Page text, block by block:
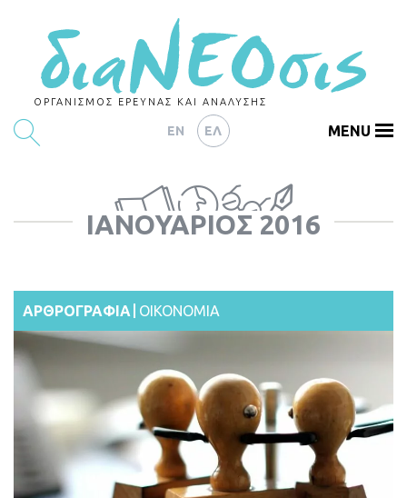
ΟΡΓΑΝΙΣΜΟΣ ΕΡΕΥΝΑΣ ΚΑΙ ΑΝΑΛΥΣΗΣ
EN ΕΛ
ΕΡΕΥΝΕΣ
ΑΡΘΡΟΓΡΑΦΙΑ
ΔΕΙΚΤΕΣ
PODCASTS
BLOG
ABOUT
ΕΠΙΚΟΙΝΩΝΙΑ
MENU
ΙΑΝΟΥΆΡΙΟΣ 2016
ΑΡΘΡΟΓΡΑΦΙΑ ΟΙΚΟΝΟΜΙΑ